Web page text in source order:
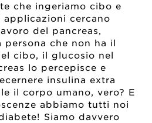
che ingeriamo cibo e
applicazioni cercano
del pancreas,
persona che non ha il
cibo, il glucosio nel
lo percepisce e
insulina extra
il corpo umano, vero? E
abbiamo tutti noi
Siamo davvero